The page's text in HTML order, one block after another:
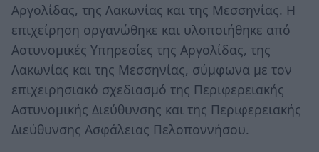
Αργολίδας, της Λακωνίας και της Μεσσηνίας. Η
επιχείρηση οργανώθηκε και υλοποιήθηκε από
Αστυνομικές Υπηρεσίες της Αργολίδας, της
Λακωνίας και της Μεσσηνίας, σύμφωνα με τον
επιχειρησιακό σχεδιασμό της Περιφερειακής
Αστυνομικής Διεύθυνσης και της Περιφερειακής
Διεύθυνσης Ασφάλειας Πελοποννήσου.